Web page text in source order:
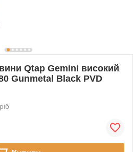
Qtap Gemini високий
Gunmetal Black PVD